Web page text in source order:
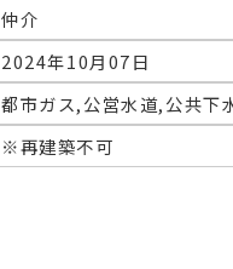
仲介
2024年10月07日
都市ガス,公営水道,公共下
※再建築不可